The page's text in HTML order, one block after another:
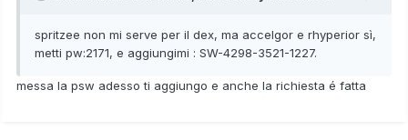
spritzee non mi serve per il dex, ma accelgor e rhyperior sì,
metti pw:2171, e aggiungimi : SW-4298-3521-1227.
messa la psw adesso ti aggiungo e anche la richiesta é fatta